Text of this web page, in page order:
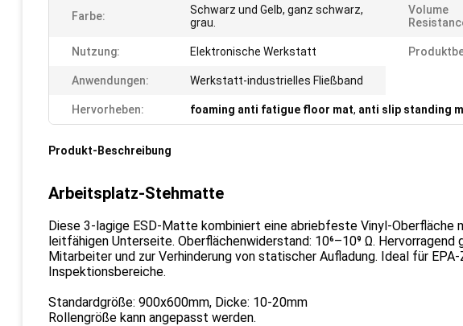
Farbe:
Schwarz und Gelb, ganz schwarz,
grau.
Volume
Nutzung: Elektronische Werkstatt
Anwendungen: Werkstatt-industrielles Fließband
Hervorheben: foaming anti fatigue floor mat, anti slip standing
Produkt-Beschreibung
Arbeitsplatz-Stehmatte
Diese 3-lagige ESD-Matte kombiniert eine abriebfeste Vinyl-Oberfläche
leitfähigen Unterseite. Oberflächenwiderstand: 10⁶–10⁹ Ω. Hervorragend
Mitarbeiter und zur Verhinderung von statischer Aufladung. Ideal für
Inspektionsbereiche.
Standardgröße: 900x600mm, Dicke: 10-20mm
Rollengröße kann angepasst werden.